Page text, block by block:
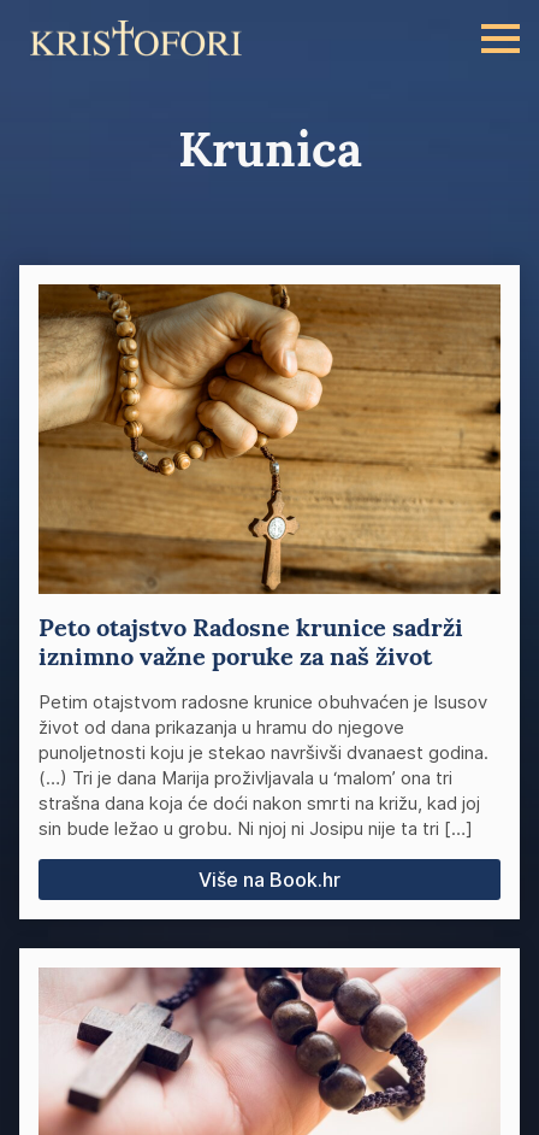
Krunica
Peto otajstvo Radosne krunice sadrži
iznimno važne poruke za naš život
Petim otajstvom radosne krunice obuhvaćen je Isusov
život od dana prikazanja u hramu do njegove
punoljetnosti koju je stekao navršivši dvanaest godina.
(…) Tri je dana Marija proživljavala u ‘malom’ ona tri
strašna dana koja će doći nakon smrti na križu, kad joj
sin bude ležao u grobu. Ni njoj ni Josipu nije ta tri […]
Više na Book.hr